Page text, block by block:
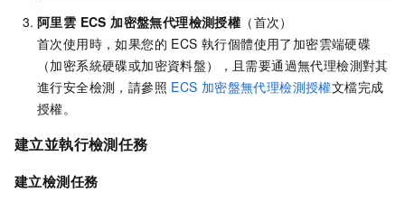
阿里雲 ECS 加密盤無代理檢測授權 （首次）
首次使用時，如果您的 ECS 執行個體使用了加密雲端硬碟
（加密系統硬碟或加密資料盤），且需要通過無代理檢測對其
進行安全檢測，請參照 ECS 加密盤無代理檢測授權文檔完成
授權。
建立並執行檢測任務
建立檢測任務